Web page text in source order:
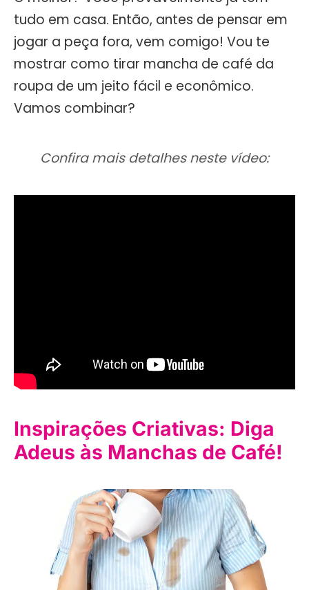
tudo em casa. Então, antes de pensar em
jogar a peça fora, vem comigo! Vou te
mostrar como tirar mancha de café da
roupa de um jeito fácil e econômico.
Vamos combinar?
Confira mais detalhes neste vídeo:
Inspirações Criativas: Diga
Adeus às Manchas de Café!